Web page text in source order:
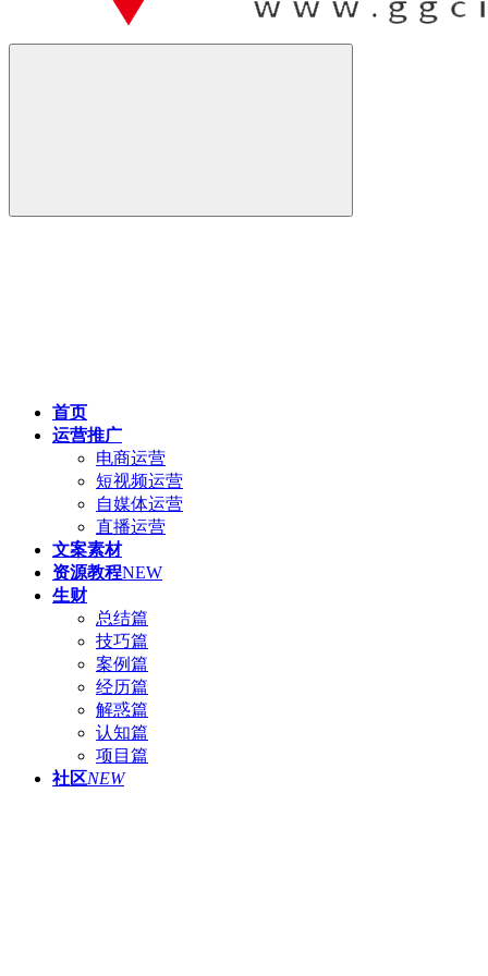
首页
运营推广
电商运营
短视频运营
自媒体运营
直播运营
文案素材
资源教程NEW
生财
总结篇
技巧篇
案例篇
经历篇
解惑篇
认知篇
项目篇
社区NEW